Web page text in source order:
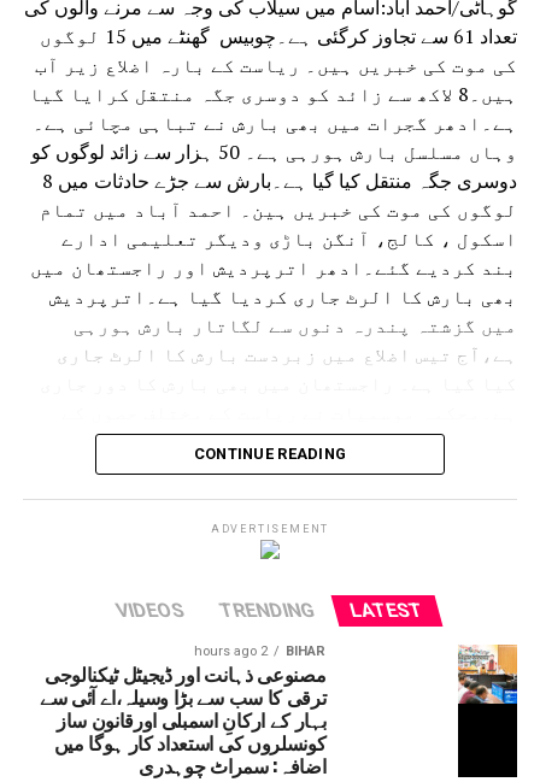
گوہاٹی/احمد آباد:آسام میں سیلاب کی وجہ سے مرنے والوں کی
تعداد 61 سے تجاوز کرگئی ہے۔چوبیس گھنٹے میں 15 لوگوں
کی موت کی خبریں ہیں۔ ریاست کے بارہ اضلاع زیر آب
ہیں۔8 لاکھ سے زائد کو دوسری جگہ منتقل کرایا گیا
ہے۔ادھر گجرات میں بھی بارش نے تباہی مچائی ہے۔
وہاں مسلسل بارش ہورہی ہے۔ 50 ہزار سے زائد لوگوں کو
دوسری جگہ منتقل کیا گیا ہے۔بارش سے جڑے حادثات میں 8
لوگوں کی موت کی خبریں ہین۔ احمد آباد میں تمام
اسکول ، کالج، آنگن باڑی ودیگر تعلیمی ادارے
بند کردیے گئے۔ادھر اترپردیش اور راجستھان میں
بھی بارش کا الرٹ جاری کردیا گیا ہے۔اترپردیش
میں گزشتہ پندرہ دنوں سے لگاتار بارش ہورہی
ہے،آج تیس اضلاع میں زبردست بارش کا الرٹ جاری
لئے الرٹ جاری کردیا ہے۔ حالانکہ جموں وکشمیر
میں لینڈ سلائڈنگ کی وجہ سے آمدورفت ٹھپ تھی لیکن
اب چھ دنوں کے بعد آمدورفت جاری ہوئی ہے۔
امرناتھ یاترا بھی شروع کردی گئی ہے۔
CONTINUE READING
ADVERTISEMENT
LATEST
TRENDING
VIDEOS
BIHAR
2 hours ago
مصنوعی ذہانت اور ڈیجیٹل ٹیکنالوجی
ترقی کا سب سے بڑا وسیلہ،اے آئی سے
بہار کے ارکانِ اسمبلی اورقانون ساز
کونسلروں کی استعداد کار ہوگا میں
اضافہ: سمراٹ چوہدری